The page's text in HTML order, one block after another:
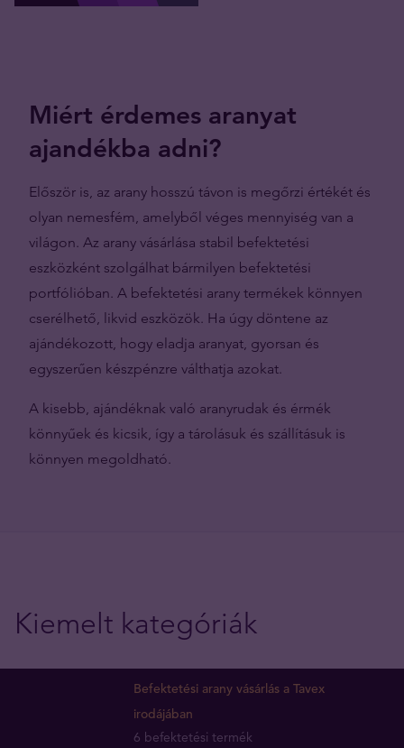
Miért érdemes aranyat
ajandékba adni?
Először is, az arany hosszú távon is megőrzi értékét és
olyan nemesfém, amelyből véges mennyiség van a
világon. Az arany vásárlása stabil befektetési
eszközként szolgálhat bármilyen befektetési
portfólióban. A befektetési arany termékek könnyen
cserélhető, likvid eszközök. Ha úgy döntene az
ajándékozott, hogy eladja aranyat, gyorsan és
egyszerűen készpénzre válthatja azokat.
A kisebb, ajándéknak való aranyrudak és érmék
könnyűek és kicsik, így a tárolásuk és szállításuk is
könnyen megoldható.
Kiemelt kategóriák
Befektetési arany vásárlás a Tavex
irodájában
6 befektetési termék